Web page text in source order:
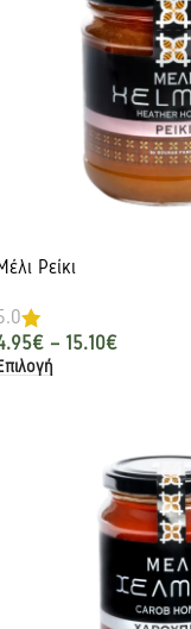
Ρείκι
€ – 15.10€